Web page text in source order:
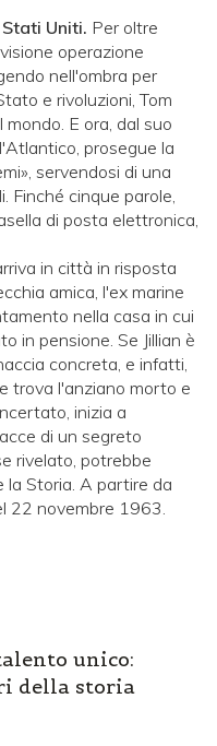
Uniti. Per oltre
operazione
nell'ombra per
e rivoluzioni, Tom
E ora, dal suo
prosegue la
servendosi di una
Finché cinque parole,
di posta elettronica,
in città in risposta
amica, l'ex marine
nella casa in cui
in pensione. Se Jillian è
concreta, e infatti,
trova l'anziano morto e
inizia a
di un segreto
rivelato, potrebbe
la Storia. A partire da
22 novembre 1963.
unico:
della storia